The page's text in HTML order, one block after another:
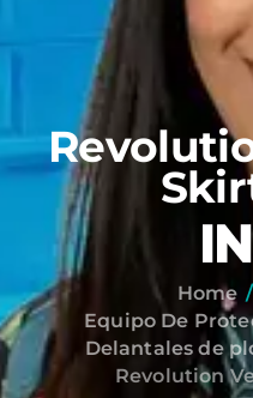
Home
Equipo De
Delantales de
Revolution